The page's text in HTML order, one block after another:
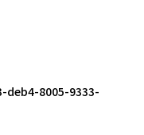
8005-9333-